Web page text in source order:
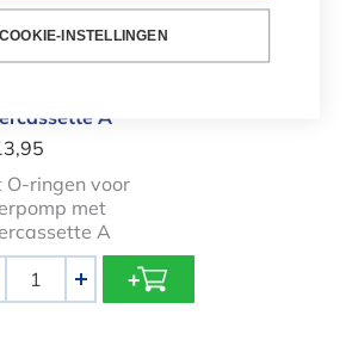
set O-ringen voor
A
O-ringen voor
met
A
+
COOKIE-INSTELLINGEN